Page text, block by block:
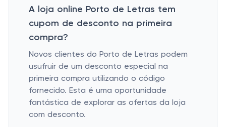
A loja online Porto de Letras tem
cupom de desconto na primeira
compra?
Novos clientes do Porto de Letras podem
usufruir de um desconto especial na
primeira compra utilizando o código
fornecido. Esta é uma oportunidade
fantástica de explorar as ofertas da loja
com desconto.